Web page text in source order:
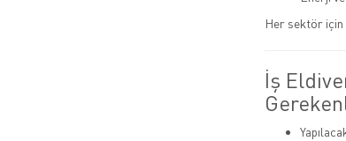
Her sektör
İş